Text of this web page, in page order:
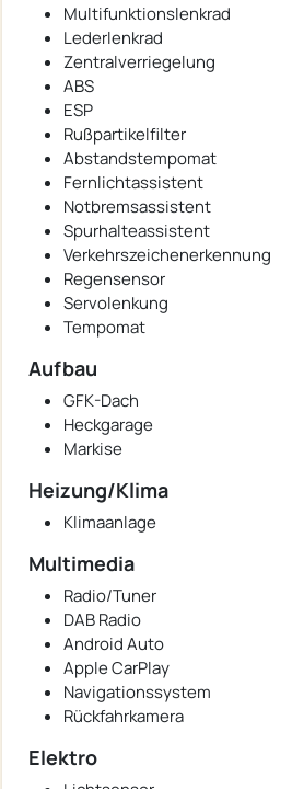
Multifunktionslenkrad
Lederlenkrad
Zentralverriegelung
ABS
ESP
Rußpartikelfilter
Abstandstempomat
Fernlichtassistent
Notbremsassistent
Spurhalteassistent
Verkehrszeichenerkennung
Regensensor
Servolenkung
Tempomat
Aufbau
GFK-Dach
Heckgarage
Markise
Heizung/Klima
Klimaanlage
Multimedia
Radio/Tuner
DAB Radio
Android Auto
Apple CarPlay
Navigationssystem
Rückfahrkamera
Elektro